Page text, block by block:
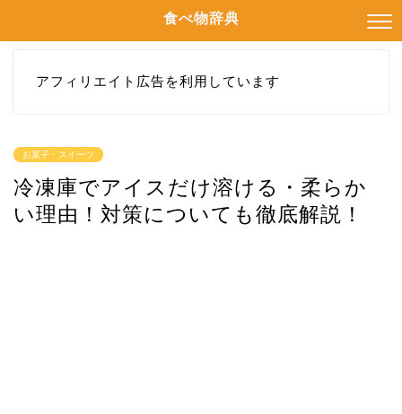
食べ物辞典
アフィリエイト広告を利用しています
お菓子・スイーツ
冷凍庫でアイスだけ溶ける・柔らか
い理由！対策についても徹底解説！